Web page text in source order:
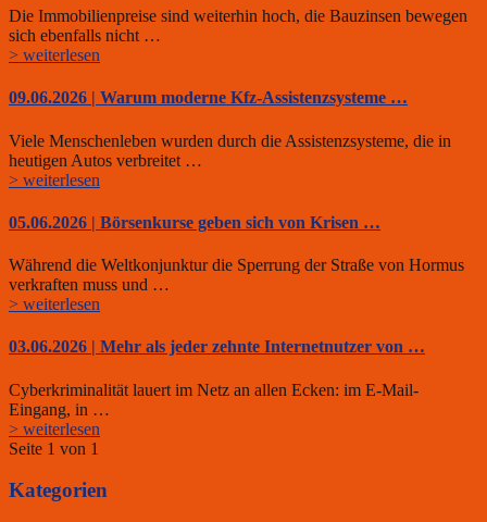
Die Immobilienpreise sind weiterhin hoch, die Bauzinsen bewegen
sich ebenfalls nicht …
> weiterlesen
09.06.2026 | Warum moderne Kfz-Assistenzsysteme …
Viele Menschenleben wurden durch die Assistenzsysteme, die in
heutigen Autos verbreitet …
> weiterlesen
05.06.2026 | Börsenkurse geben sich von Krisen …
Während die Weltkonjunktur die Sperrung der Straße von Hormus
verkraften muss und …
> weiterlesen
03.06.2026 | Mehr als jeder zehnte Internetnutzer von …
Cyberkriminalität lauert im Netz an allen Ecken: im E-Mail-
Eingang, in …
> weiterlesen
Seite 1 von 1
Kategorien